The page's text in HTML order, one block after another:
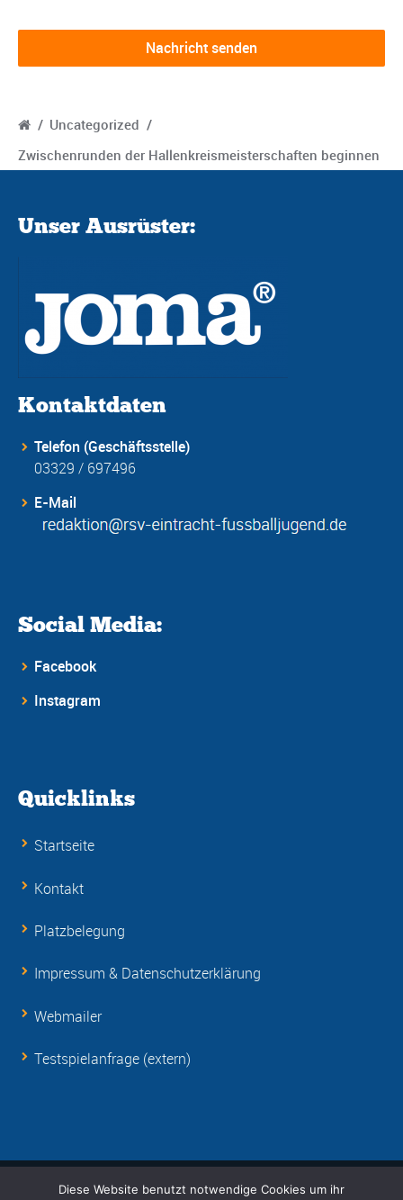
/ Uncategorized /
Zwischenrunden der Hallenkreismeisterschaften beginnen
Unser Ausrüster:
Kontaktdaten
Telefon (Geschäftsstelle)
03329 / 697496
E-Mail
Social Media:
Facebook
Instagram
Quicklinks
Startseite
Kontakt
Platzbelegung
Impressum & Datenschutzerklärung
Webmailer
Testspielanfrage (extern)
Diese Website benutzt notwendige Cookies um ihr